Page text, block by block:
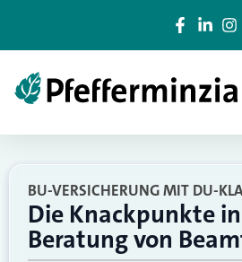
BU-VERSICHERUNG MIT DU-
Die Knackpunkte
Beratung von